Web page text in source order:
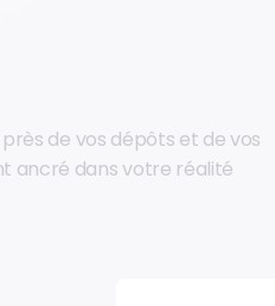
de vos dépôts et de vos
ancré dans votre réalité